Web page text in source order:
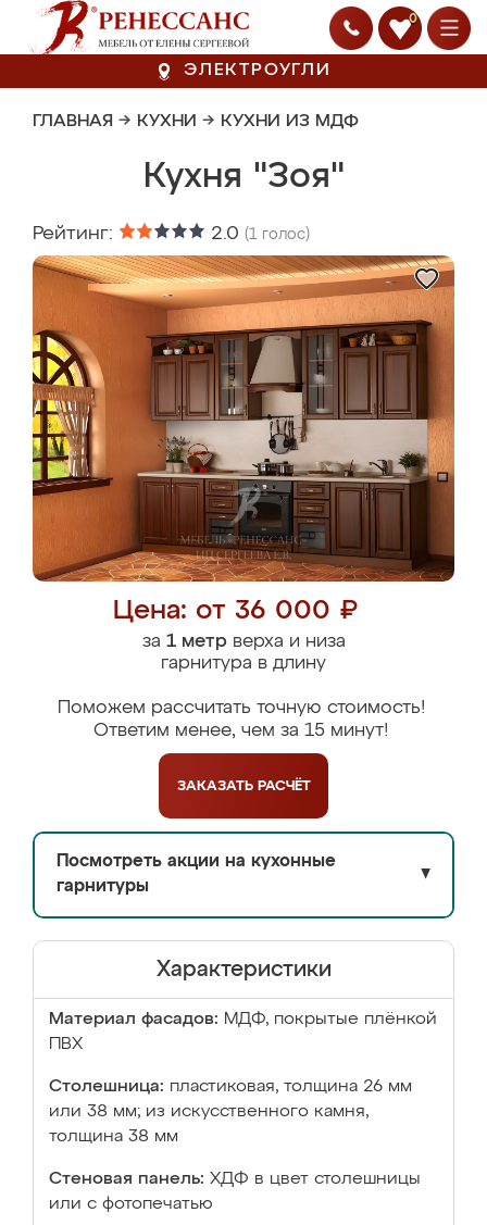
0
ЭЛЕКТРОУГЛИ
ГЛАВНАЯ → КУХНИ → КУХНИ ИЗ МДФ
Кухня "Зоя"
Рейтинг: 2.0 (1 голос)
Цена: от 36 000 ₽
за 1 метрверха и низа
гарнитура в длину
Поможем рассчитать точную стоимость!
Ответим менее, чем за 15 минут!
ЗАКАЗАТЬ РАСЧЁТ
Посмотреть акции на кухонные
гарнитуры
▼
Характеристики
Материал фасадов: МДФ, покрытые плёнкой
ПВХ
Столешница: пластиковая, толщина 26 мм
или 38 мм; из искусственного камня,
толщина 38 мм
Стеновая панель: ХДФ в цвет столешницы
или с фотопечатью